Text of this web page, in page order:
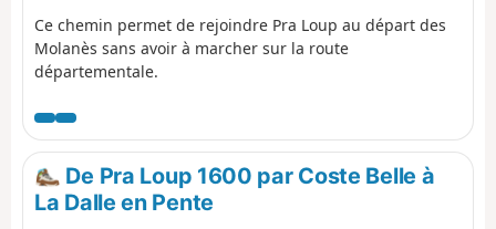
Ce chemin permet de rejoindre Pra Loup au départ des
Molanès sans avoir à marcher sur la route
départementale.
De Pra Loup 1600 par Coste Belle à
La Dalle en Pente